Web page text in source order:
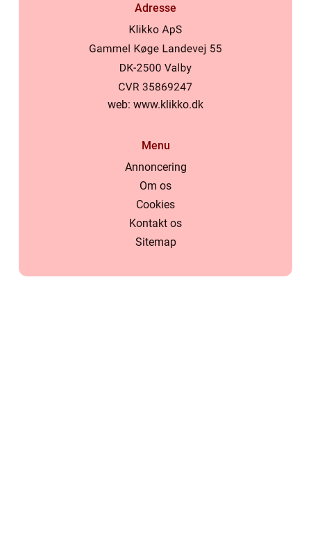
Adresse
web: www.klikko.dk
Menu
Annoncering
Om os
Cookies
Kontakt os
Sitemap